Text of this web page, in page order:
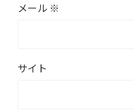
メール ※
サイト